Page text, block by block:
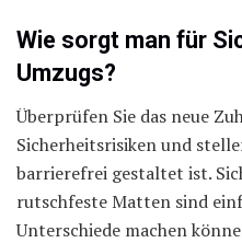
Wie sorgt man für
Umzugs?
Überprüfen Sie das neue
Sicherheitsrisiken und
barrierefrei gestaltet ist.
rutschfeste Matten sind
Unterschiede machen